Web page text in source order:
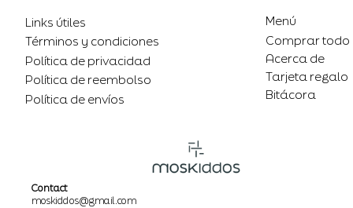
Links útiles
Términos y condiciones
Política de privacidad
Política de reembolso
Política de envíos
Menú
Comprar todo
Acerca de
Tarjeta regalo
Bitácora
Contact
moskiddos@gmail.com